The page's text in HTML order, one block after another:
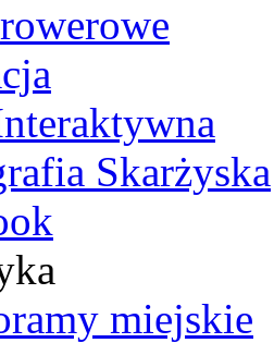
Skarżyska
miejskie